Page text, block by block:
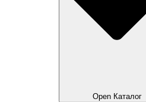
Open Каталог